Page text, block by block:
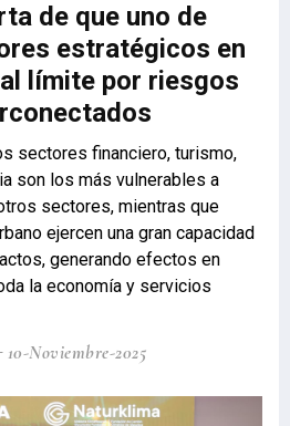
de que uno de
estratégicos en
límite por riesgos
sectores financiero, turismo,
son los más vulnerables a
sectores, mientras que
ejercen una gran capacidad
generando efectos en
la economía y servicios
10-Noviembre-2025